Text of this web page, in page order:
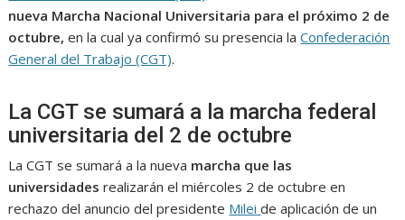
nueva Marcha Nacional Universitaria para el próximo 2 de
octubre, en la cual ya confirmó su presencia laConfederación
General del Trabajo (CGT).
La CGT se sumará a la marcha federal
universitaria del 2 de octubre
La CGT se sumará a la nueva marcha que las
universidades realizarán el miércoles 2 de octubre en
rechazo del anuncio del presidente Mileide aplicación de un